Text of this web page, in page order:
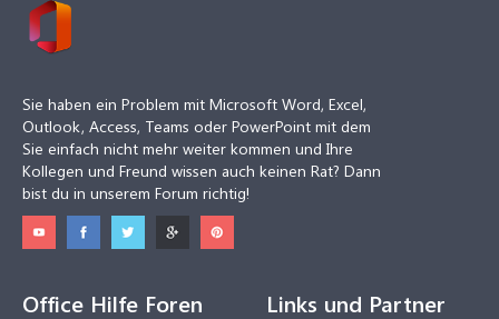
Sie haben ein Problem mit Microsoft Word, Excel,
Outlook, Access, Teams oder PowerPoint mit dem
Sie einfach nicht mehr weiter kommen und Ihre
Kollegen und Freund wissen auch keinen Rat? Dann
bist du in unserem Forum richtig!
Office Hilfe Foren Links und Partner